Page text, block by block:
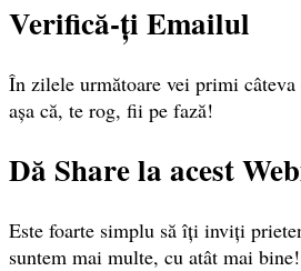
Verifică-ți Emailul
În zilele următoare vei primi
așa că, te rog, fii pe fază!
Dă Share la acest
Este foarte simplu să îți inviți
suntem mai multe, cu atât mai bine!